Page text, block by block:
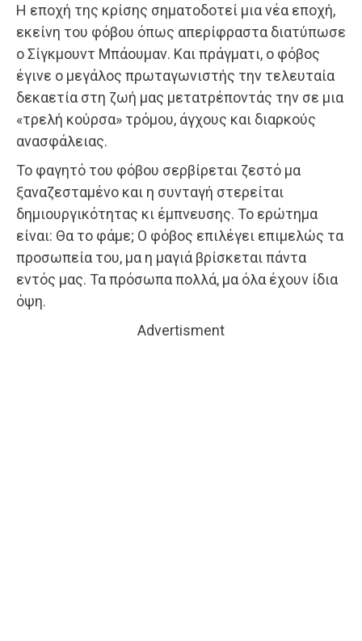
Η εποχή της κρίσης σηματοδοτεί μια νέα εποχή,
εκείνη του φόβου όπως απερίφραστα διατύπωσε
ο Σίγκμουντ Μπάουμαν. Και πράγματι, ο φόβος
έγινε ο μεγάλος πρωταγωνιστής την τελευταία
δεκαετία στη ζωή μας μετατρέποντάς την σε μια
«τρελή κούρσα» τρόμου, άγχους και διαρκούς
ανασφάλειας.
Το φαγητό του φόβου σερβίρεται ζεστό μα
ξαναζεσταμένο και η συνταγή στερείται
δημιουργικότητας κι έμπνευσης. Το ερώτημα
είναι: Θα το φάμε; Ο φόβος επιλέγει επιμελώς τα
προσωπεία του, μα η μαγιά βρίσκεται πάντα
εντός μας. Τα πρόσωπα πολλά, μα όλα έχουν ίδια
όψη.
Advertisment